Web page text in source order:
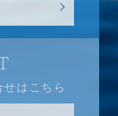
はこちら